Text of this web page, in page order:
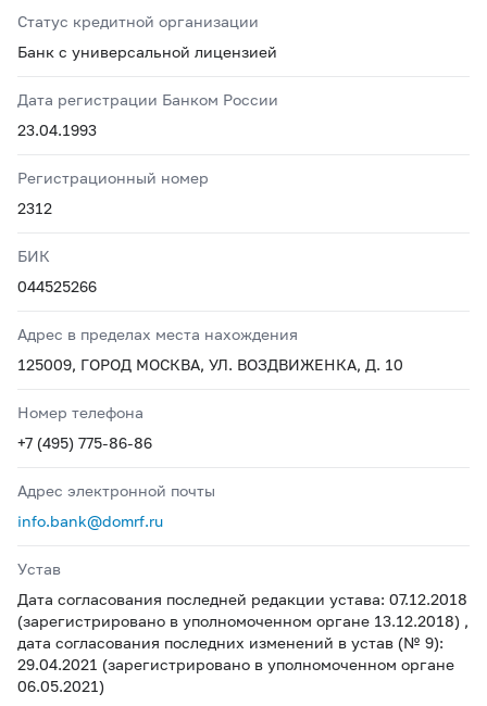
Статус кредитной организации
Банк с универсальной лицензией
Дата регистрации Банком России
23.04.1993
Регистрационный номер
2312
БИК
044525266
Адрес в пределах места нахождения
125009, ГОРОД МОСКВА, УЛ. ВОЗДВИЖЕНКА, Д. 10
Номер телефона
+7 (495) 775-86-86
Адрес электронной почты
info.bank@domrf.ru
Устав
Дата согласования последней редакции устава: 07.12.2018
(зарегистрировано в уполномоченном органе 13.12.2018) ,
дата согласования последних изменений в устав (№ 9):
29.04.2021 (зарегистрировано в уполномоченном органе
06.05.2021)